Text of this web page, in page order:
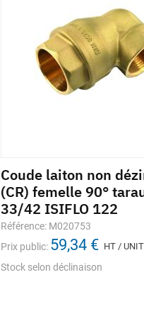
Coude laiton non
(CR) femelle 90°
33/42 ISIFLO 122
Référence: M020753
Prix public: 59,34 € HT /
Stock selon déclinaison